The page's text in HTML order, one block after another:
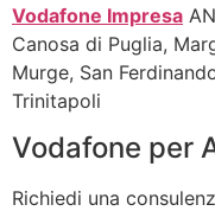
Vodafone Impresa
Canosa di Puglia,
Murge, San
Trinitapoli
Vodafone per
Richiedi una